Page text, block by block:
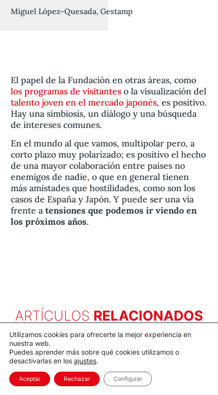
Miguel López-Quesada, Gestamp
El papel de la Fundación en otras áreas, como
los programas de visitantes o la visualización del
talento joven en el mercado japonés, es positivo.
Hay una simbiosis, un diálogo y una búsqueda
de intereses comunes.
En el mundo al que vamos, multipolar pero, a
corto plazo muy polarizado; es positivo el hecho
de una mayor colaboración entre países no
enemigos de nadie, o que en general tienen
más amistades que hostilidades, como son los
casos de España y Japón. Y puede ser una vía
frente atensiones que podemos ir viendo en
los próximos años.
ARTÍCULOS RELACIONADOS
Utilizamos cookies para ofrecerte la mejor experiencia en
nuestra web.
Puedes aprender más sobre qué cookies utilizamos o
desactivarlas en los ajustes.
Aceptar Rechazar Configurar